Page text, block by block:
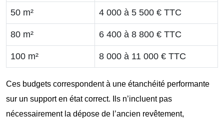
50 m² 4 000 à 5 500 € TTC
80 m² 6 400 à 8 800 € TTC
100 m² 8 000 à 11 000 € TTC
Ces budgets correspondent à une étanchéité performante
sur un support en état correct. Ils n’incluent pas
nécessairement la dépose de l’ancien revêtement,